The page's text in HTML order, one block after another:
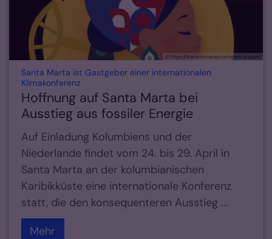
© https://transitionawayconference.com/
Santa Marta ist Gastgeber einer internationalen
Klimakonferenz:
Hoffnung auf Santa Marta bei
Ausstieg aus fossiler Energie
Auf Einladung Kolumbiens und der
Niederlande findet vom 24. bis 29. April in
Santa Marta an der kolumbianischen
Karibikküste eine internationale Konferenz
statt, die den konsequenteren Ausstieg ...
Mehr